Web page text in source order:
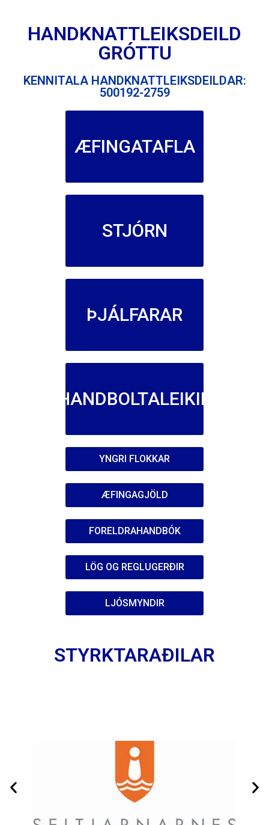
HANDKNATTLEIKSDEILD
GRÓTTU
KENNITALA HANDKNATTLEIKSDEILDAR:
500192-2759
ÆFINGATAFLA
STJÓRN
ÞJÁLFARAR
HANDBOLTALEIKIR
YNGRI FLOKKAR
ÆFINGAGJÖLD
FORELDRAHANDBÓK
LÖG OG REGLUGERÐIR
LJÓSMYNDIR
STYRKTARAÐILAR